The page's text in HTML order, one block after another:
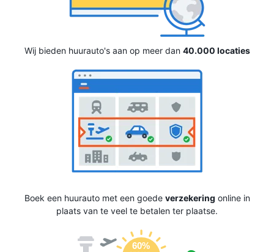
Wij bieden huurauto's aan op meer dan 40.000 locaties
Boek een huurauto met een goede verzekering online in
plaats van te veel te betalen ter plaatse.